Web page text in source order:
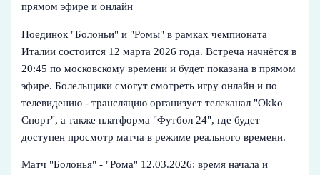
прямом эфире и онлайн
Поединок "Болоньи" и "Ромы" в рамках чемпионата
Италии состоится 12 марта 2026 года. Встреча начнётся в
20:45 по московскому времени и будет показана в прямом
эфире. Болельщики смогут смотреть игру онлайн и по
телевидению - трансляцию организует телеканал "Okko
Спорт", а также платформа "Футбол 24", где будет
доступен просмотр матча в режиме реального времени.
Матч "Болонья" - "Рома" 12.03.2026: время начала и